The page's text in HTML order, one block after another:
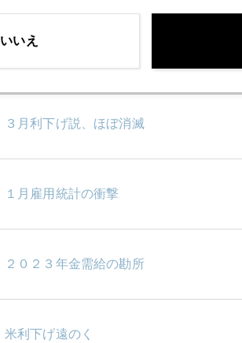
３月利下げ説、ほぼ消滅
１月雇用統計の衝撃
２０２３年金需給の勘所
米利下げ遠のく
いいえ